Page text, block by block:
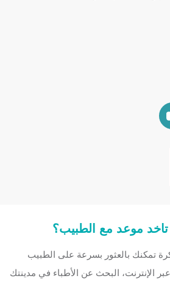
موعد مع الطبيب؟
تمكنك بالعثور بسرعة على الطبيب
الإنترنت، البحث عن الأطباء في مدينتك